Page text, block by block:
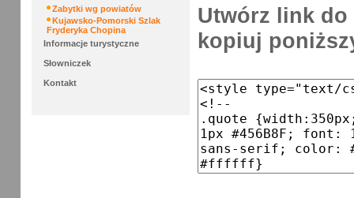
Zabytki wg powiatów
Kujawsko-Pomorski Szlak
Fryderyka Chopina
Informacje turystyczne
Słowniczek
Kontakt
Utwórz link
kopiuj